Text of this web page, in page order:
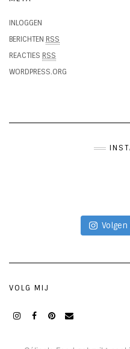
INLOGGEN
BERICHTEN RSS
REACTIES RSS
WORDPRESS.ORG
VOLG MIJ